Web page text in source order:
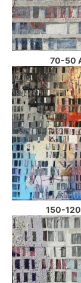
70-50
150-